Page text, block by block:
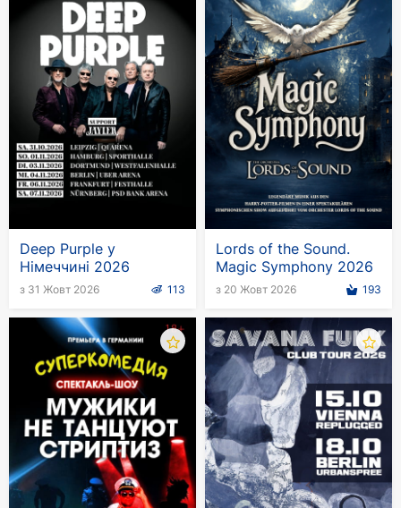
Як відновити стосунки?
А також:
смачне кафе;
дитяча програма;
синхронний переклад на німецьку мову.
Deep Purple у
Німеччині 2026
з 31 Жовт 2026 113
Lords of the Sound.
Magic Symphony 2026
з 20 Жовт 2026 193